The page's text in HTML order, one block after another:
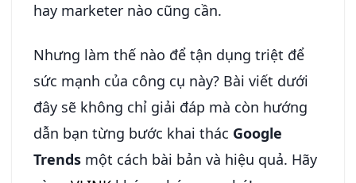
hay marketer nào cũng cần.
Nhưng làm thế nào để tận dụng triệt để
sức mạnh của công cụ này? Bài viết dưới
đây sẽ không chỉ giải đáp mà còn hướng
dẫn bạn từng bước khai thác Google
Trends một cách bài bản và hiệu quả. Hãy